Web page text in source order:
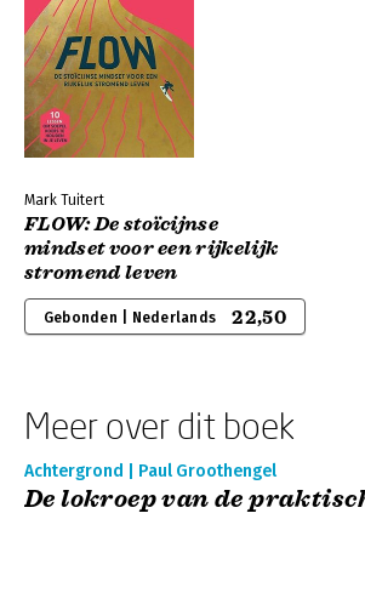
Mark Tuitert
FLOW: De stoïcijnse
mindset voor een rijkelijk
stromend leven
Gebonden | Nederlands 22,50
Meer over dit boek
Achtergrond | Paul Groothengel
De lokroep van de